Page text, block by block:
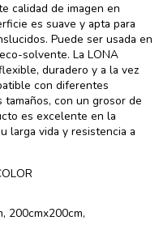
calidad de imagen en
es suave y apta para
Puede ser usada en
solvente. La LONA
duradero y a la vez
con diferentes
con un grosor de
es excelente en la
larga vida y resistencia a
200cmx200cm,